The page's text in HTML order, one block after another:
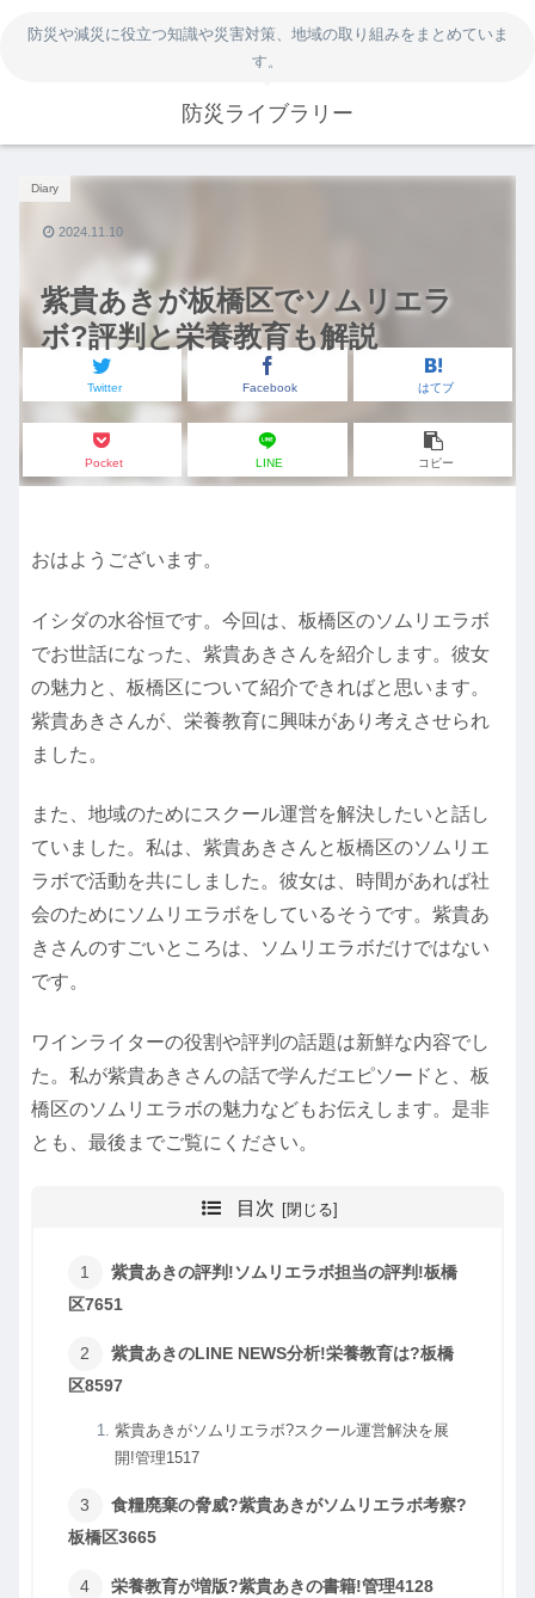
防災や減災に役立つ知識や災害対策、地域の取り組みをまとめていま
す。
防災ライブラリー
紫貴あきが板橋区でソムリエラ
ボ?評判と栄養教育も解説
Diary
Twitter Facebook はてブ
Pocket LINE コピー
2024.11.10
おはようございます。
イシダの水谷恒です。今回は、板橋区のソムリエラボ
でお世話になった、紫貴あきさんを紹介します。彼女
の魅力と、板橋区について紹介できればと思います。
紫貴あきさんが、栄養教育に興味があり考えさせられ
ました。
また、地域のためにスクール運営を解決したいと話し
ていました。私は、紫貴あきさんと板橋区のソムリエ
ラボで活動を共にしました。彼女は、時間があれば社
会のためにソムリエラボをしているそうです。紫貴あ
きさんのすごいところは、ソムリエラボだけではない
です。
ワインライターの役割や評判の話題は新鮮な内容でし
た。私が紫貴あきさんの話で学んだエピソードと、板
橋区のソムリエラボの魅力などもお伝えします。是非
とも、最後までご覧にください。
目次
紫貴あきの評判!ソムリエラボ担当の評判!板橋
区7651
紫貴あきのLINE NEWS分析!栄養教育は?板橋
区8597
紫貴あきがソムリエラボ?スクール運営解決を展
開!管理1517
食糧廃棄の脅威?紫貴あきがソムリエラボ考察?
板橋区3665
栄養教育が増版?紫貴あきの書籍!管理4128